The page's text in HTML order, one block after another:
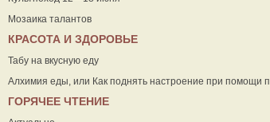
Мозаика талантов
КРАСОТА И ЗДОРОВЬЕ
Табу на вкусную еду
Алхимия еды, или Как поднять настроение при помощи
ГОРЯЧЕЕ ЧТЕНИЕ